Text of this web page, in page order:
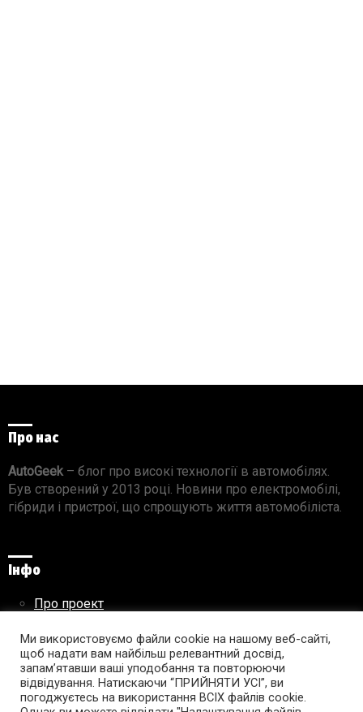
Про нас
AutoGeek– блог про високі технології в автомобілях.
Був створений у 2013 році. Новини про електромобілі,
гібриди і пристрої, що спрощують життя автомобіліста.
Інфо
Про проект
Правила використання матеріалів
Підпишись на AutoGeek!
Ми використовуємо файли cookie на нашому веб-сайті,
щоб надати вам найбільш релевантний досвід,
запам’ятавши ваші уподобання та повторюючи
відвідування. Натискаючи “ПРИЙНЯТИ УСІ”, ви
погоджуєтесь на використання ВСІХ файлів cookie.